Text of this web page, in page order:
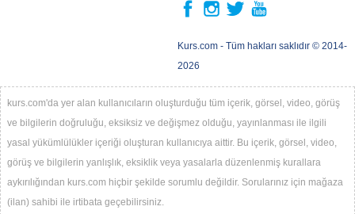
Kurs.com - Tüm hakları saklıdır © 2014-
2026
kurs.com'da yer alan kullanıcıların oluşturduğu tüm içerik, görsel, video, görüş
ve bilgilerin doğruluğu, eksiksiz ve değişmez olduğu, yayınlanması ile ilgili
yasal yükümlülükler içeriği oluşturan kullanıcıya aittir. Bu içerik, görsel, video,
görüş ve bilgilerin yanlışlık, eksiklik veya yasalarla düzenlenmiş kurallara
aykırılığından kurs.com hiçbir şekilde sorumlu değildir. Sorularınız için mağaza
(ilan) sahibi ile irtibata geçebilirsiniz.